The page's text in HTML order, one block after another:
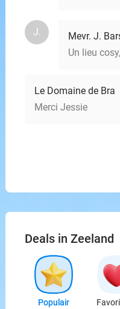
J.
Mevr. J.
Un lieu
Le Domaine de Bra
Merci Jessie
Deals in Zeeland
Populair